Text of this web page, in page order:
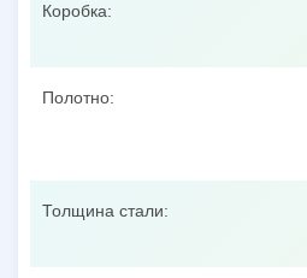
Коробка:
Полотно:
Толщина стали: